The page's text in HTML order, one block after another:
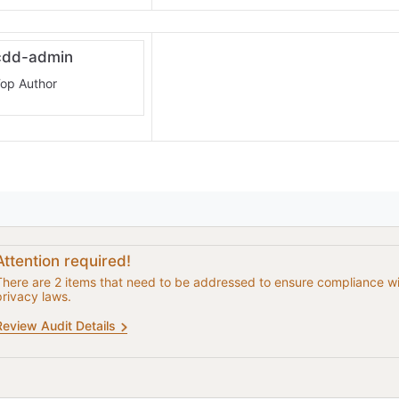
admin
Author
required!
are 2 items that need to be addressed to ensure compliance
laws.
Audit Details